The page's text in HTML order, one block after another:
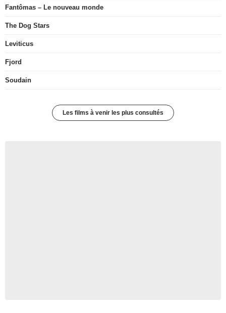
Fantômas – Le nouveau monde
The Dog Stars
Leviticus
Fjord
Soudain
Les films à venir les plus consultés